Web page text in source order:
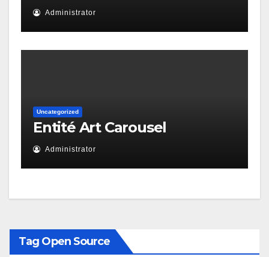
Administrator
Uncategorized
Entité Art Carousel
Administrator
Tag Open Source